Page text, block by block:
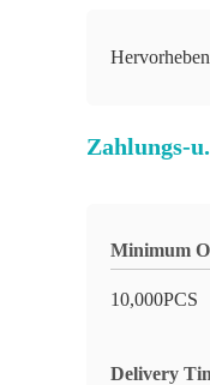
Zahlungs-
Minimum
10,000PCS
Delivery